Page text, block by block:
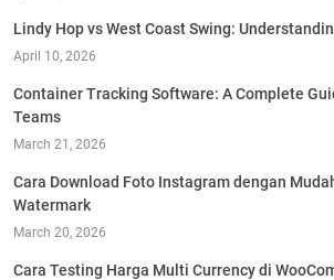
Lindy Hop vs West Coast Swing:
April 10, 2026
Container Tracking Software: A Complete
Teams
March 21, 2026
Cara Download Foto Instagram dengan
Watermark
March 20, 2026
Cara Testing Harga Multi Currency di